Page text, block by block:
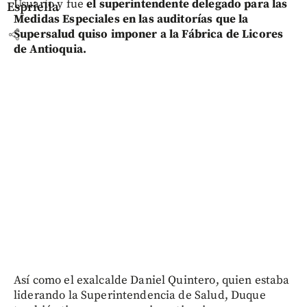
Espriella
share
Usuario y fueel superintendente delegado para las
Medidas Especiales en las auditorías que la
Supersalud quiso imponer a la Fábrica de Licores
de Antioquia.
Así como el exalcalde Daniel Quintero, quien estaba
liderando la Superintendencia de Salud, Duque